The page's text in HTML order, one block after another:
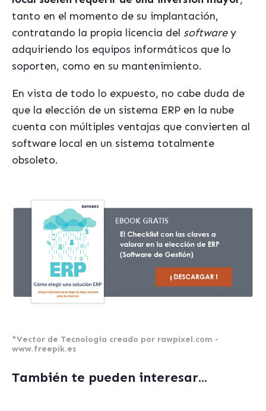
tanto en el momento de su implantación,
contratando la propia licencia del softwarey
adquiriendo los equipos informáticos que lo
soporten, como en su mantenimiento.
En vista de todo lo expuesto, no cabe duda de
que la elección de un sistema ERP en la nube
cuenta con múltiples ventajas que convierten al
software local en un sistema totalmente
obsoleto.
*Vector de Tecnología creado por rawpixel.com -
www.freepik.es
También te pueden interesar...